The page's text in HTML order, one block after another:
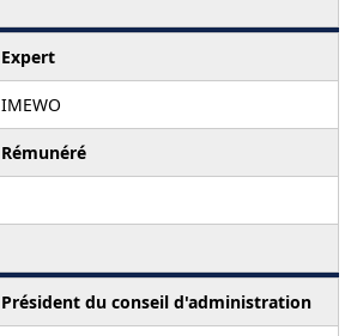
Expert
IMEWO
Rémunéré
Président du conseil d'administration